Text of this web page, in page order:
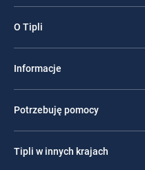
O Tipli
Informacje
Potrzebuję pomocy
Tipli w innych krajach